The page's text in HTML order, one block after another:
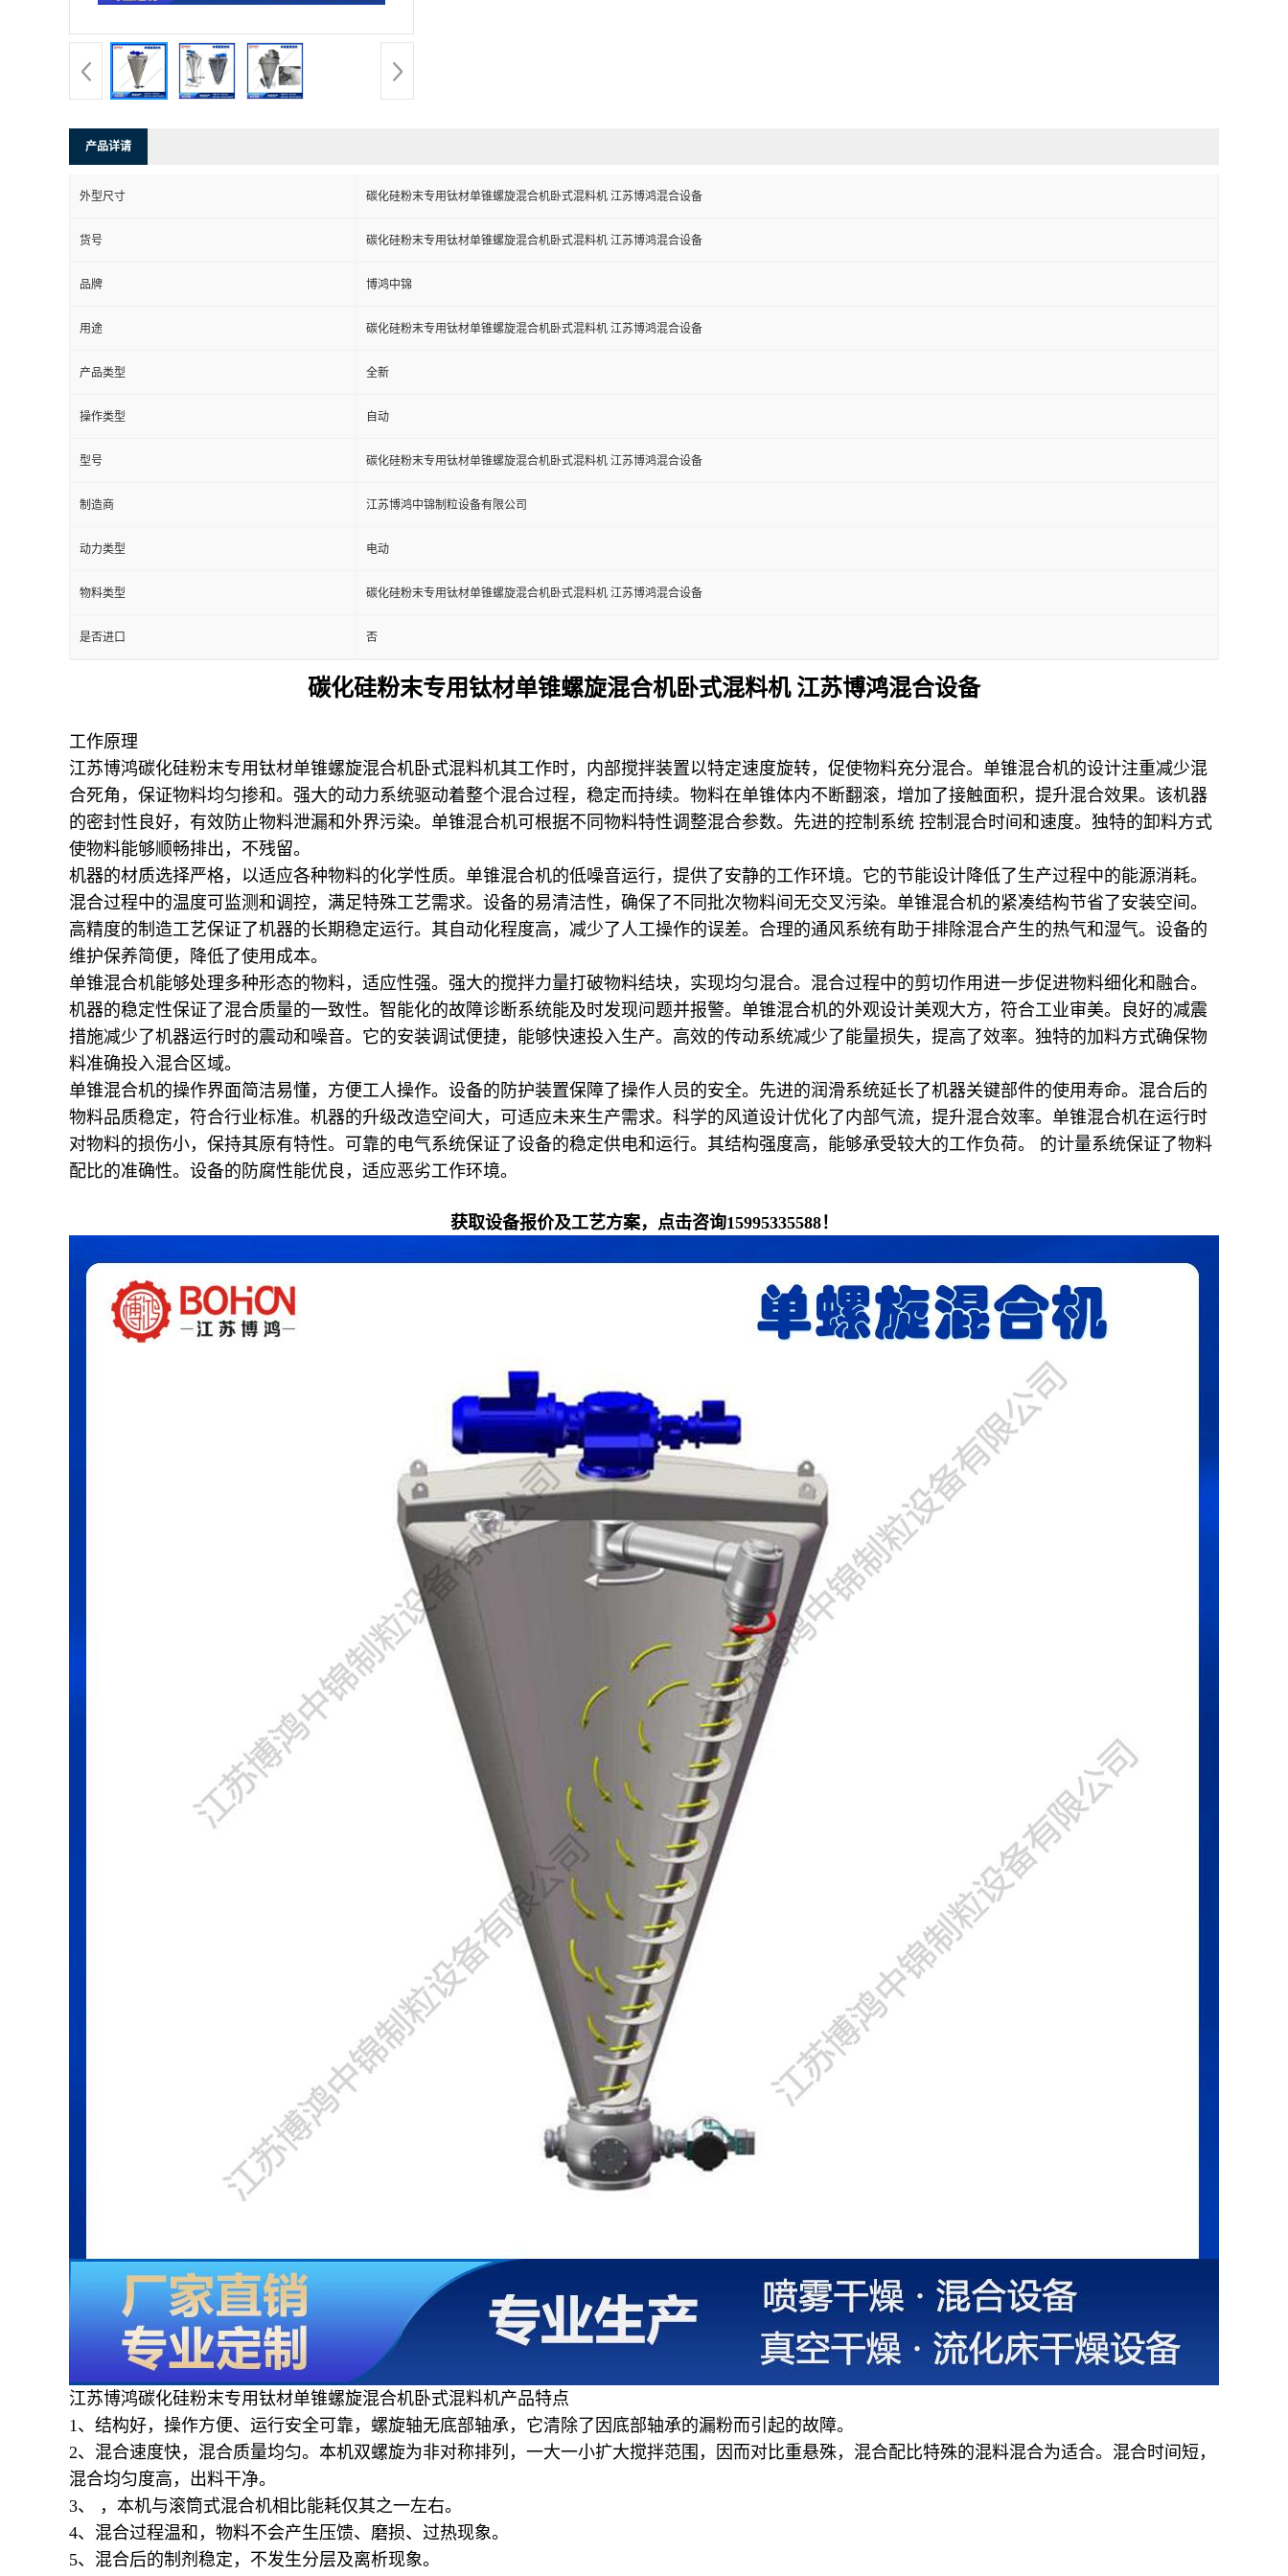
产品详请
外型尺寸 碳化硅粉末专用钛材单锥螺旋混合机卧式混料机 江苏博鸿混合设备
货号 碳化硅粉末专用钛材单锥螺旋混合机卧式混料机 江苏博鸿混合设备
品牌 博鸿中锦
用途 碳化硅粉末专用钛材单锥螺旋混合机卧式混料机 江苏博鸿混合设备
产品类型 全新
操作类型 自动
型号 碳化硅粉末专用钛材单锥螺旋混合机卧式混料机 江苏博鸿混合设备
制造商 江苏博鸿中锦制粒设备有限公司
动力类型 电动
物料类型 碳化硅粉末专用钛材单锥螺旋混合机卧式混料机 江苏博鸿混合设备
是否进口 否
碳化硅粉末专用钛材单锥螺旋混合机卧式混料机 江苏博鸿混合设备
工作原理
江苏博鸿碳化硅粉末专用钛材单锥螺旋混合机卧式混料机其工作时，内部搅拌装置以特定速度旋转，促使物料充分混合。单锥混合机的设计注重减少混
合死角，保证物料均匀掺和。强大的动力系统驱动着整个混合过程，稳定而持续。物料在单锥体内不断翻滚，增加了接触面积，提升混合效果。该机器
的密封性良好，有效防止物料泄漏和外界污染。单锥混合机可根据不同物料特性调整混合参数。先进的控制系统 控制混合时间和速度。独特的卸料方式
使物料能够顺畅排出，不残留。
机器的材质选择严格，以适应各种物料的化学性质。单锥混合机的低噪音运行，提供了安静的工作环境。它的节能设计降低了生产过程中的能源消耗。
混合过程中的温度可监测和调控，满足特殊工艺需求。设备的易清洁性，确保了不同批次物料间无交叉污染。单锥混合机的紧凑结构节省了安装空间。
高精度的制造工艺保证了机器的长期稳定运行。其自动化程度高，减少了人工操作的误差。合理的通风系统有助于排除混合产生的热气和湿气。设备的
维护保养简便，降低了使用成本。
单锥混合机能够处理多种形态的物料，适应性强。强大的搅拌力量打破物料结块，实现均匀混合。混合过程中的剪切作用进一步促进物料细化和融合。
机器的稳定性保证了混合质量的一致性。智能化的故障诊断系统能及时发现问题并报警。单锥混合机的外观设计美观大方，符合工业审美。良好的减震
措施减少了机器运行时的震动和噪音。它的安装调试便捷，能够快速投入生产。高效的传动系统减少了能量损失，提高了效率。独特的加料方式确保物
料准确投入混合区域。
单锥混合机的操作界面简洁易懂，方便工人操作。设备的防护装置保障了操作人员的安全。先进的润滑系统延长了机器关键部件的使用寿命。混合后的
物料品质稳定，符合行业标准。机器的升级改造空间大，可适应未来生产需求。科学的风道设计优化了内部气流，提升混合效率。单锥混合机在运行时
对物料的损伤小，保持其原有特性。可靠的电气系统保证了设备的稳定供电和运行。其结构强度高，能够承受较大的工作负荷。 的计量系统保证了物料
配比的准确性。设备的防腐性能优良，适应恶劣工作环境。
获取设备报价及工艺方案，点击咨询15995335588！
江苏博鸿碳化硅粉末专用钛材单锥螺旋混合机卧式混料机产品特点
1、结构好，操作方便、运行安全可靠，螺旋轴无底部轴承，它清除了因底部轴承的漏粉而引起的故障。
2、混合速度快，混合质量均匀。本机双螺旋为非对称排列，一大一小扩大搅拌范围，因而对比重悬殊，混合配比特殊的混料混合为适合。混合时间短，
混合均匀度高，出料干净。
3、 ，本机与滚筒式混合机相比能耗仅其之一左右。
4、混合过程温和，物料不会产生压馈、磨损、过热现象。
5、混合后的制剂稳定，不发生分层及离析现象。